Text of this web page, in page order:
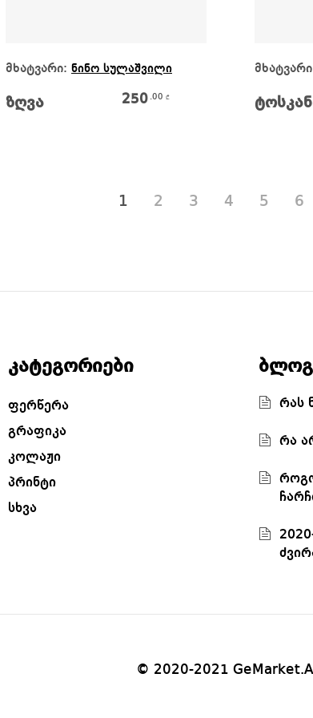
მხატვარი: ნინო სულაშვილი
ზღვა 250 .00 ₾
1 2 3 4 5 6
კატეგორიები
ფერწერა
გრაფიკა
კოლაჟი
პრინტი
სხვა
რას
რა
© 2020-2021